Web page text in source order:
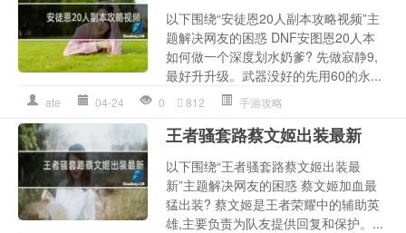
以下围绕“安徒恩20人副本攻略视频”主
题解决网友的困惑 DNF安图恩20人本
如何做一个深度划水奶爹? 先做寂静9,
最好升升级。武器没好的先用60的永...
ate 04-24 0 812 手游攻略
王者骚套路蔡文姬出装最新
以下围绕“王者骚套路蔡文姬出装最
新”主题解决网友的困惑 蔡文姬加血最
猛出装? 蔡文姬是王者荣耀中的辅助英
雄,主要负责为队友提供回复和保护。...